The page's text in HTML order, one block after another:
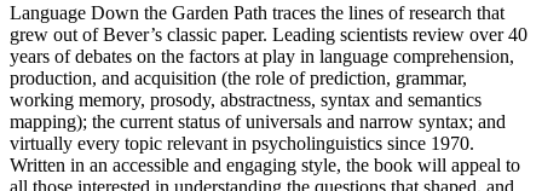
Language Down the Garden Path traces the lines of research that
grew out of Bever’s classic paper. Leading scientists review over 40
years of debates on the factors at play in language comprehension,
production, and acquisition (the role of prediction, grammar,
working memory, prosody, abstractness, syntax and semantics
mapping); the current status of universals and narrow syntax; and
virtually every topic relevant in psycholinguistics since 1970.
Written in an accessible and engaging style, the book will appeal to
all those interested in understanding the questions that shaped, and